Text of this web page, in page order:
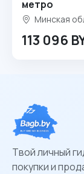
метро
Минская
113 096
Твой личный
покупки и